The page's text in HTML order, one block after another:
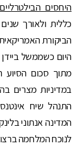
היחסים הבילטרליים
כללית ולאורך
הביקורת
במדיניות מצרים
התנהל שיח
המדינה אנתוני
לנוכח המלחמה